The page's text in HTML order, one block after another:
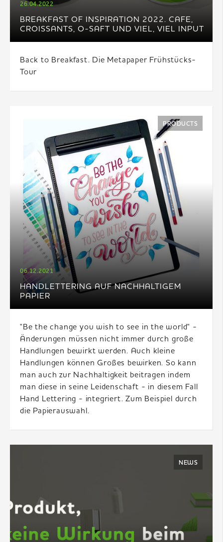
BREAKFAST OF INSPIRATION 2022. CAFE,
CROISSANTS, O-SAFT UND VIEL, VIEL INPUT
26.04.2022
Back to Breakfast. Die Metapaper Frühstücks-
Tour
HANDLETTERING AUF NACHHALTIGEM
PAPIER
06.12.2021
PRODUCTS
"Be the change you wish to see in the world" -
Änderungen müssen nicht immer durch große
Handlungen bewirkt werden. Auch kleine
Handlungen können Großes bewirken. So kann
man auch zur Nachhaltigkeit beitragen indem
man diese in seine Leidenschaft - in diesem Fall
Hand Lettering - integriert. Zum Beispiel durch
die Papierauswahl.
NEWS